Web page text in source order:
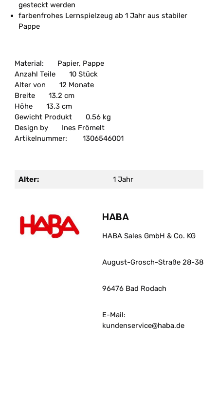
gesteckt werden
farbenfrohes Lernspielzeug ab 1 Jahr aus stabiler
Pappe
Material:
Papier, Pappe
Anzahl Teile
10 Stück
Alter von
12 Monate
Breite
13.2 cm
Höhe
13.3 cm
Gewicht Produkt
0.56 kg
Design by
Ines Frömelt
Artikelnummer:
1306546001
Alter: 1 Jahr
HABA
HABA Sales GmbH & Co. KG
August-Grosch-Straße 28-38
96476 Bad Rodach
E-Mail:
kundenservice@haba.de